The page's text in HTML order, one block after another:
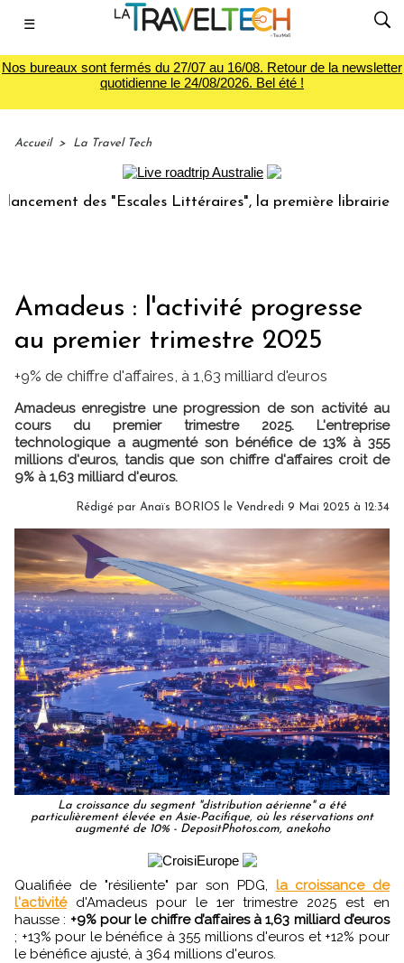
☰
Nos bureaux sont fermés du 27/07 au 16/08. Retour de la newsletter
quotidienne le 24/08/2026. Bel été !
Accueil > La Travel Tech
des "Escales Littéraires", la première librairie du
Amadeus : l'activité progresse
au premier trimestre 2025
+9% de chiffre d'affaires, à 1,63 milliard d'euros
Amadeus enregistre une progression de son activité au
cours du premier trimestre 2025. L'entreprise
technologique a augmenté son bénéfice de 13% à 355
millions d'euros, tandis que son chiffre d'affaires croit de
9% à 1,63 milliard d'euros.
Rédigé par Anaïs BORIOS le Vendredi 9 Mai 2025 à 12:34
La croissance du segment "distribution aérienne" a été
particulièrement élevée en Asie-Pacifique, où les réservations ont
augmenté de 10% - DepositPhotos.com, anekoho
Qualifiée de "résiliente" par son PDG, la croissance de
l'activitéd'Amadeus pour le 1er trimestre 2025 est en
hausse : +9% pour le chiffre d’affaires à 1,63 milliard d’euros
; +13% pour le bénéfice à 355 millions d'euros et +12% pour
le bénéfice ajusté, à 364 millions d'euros.